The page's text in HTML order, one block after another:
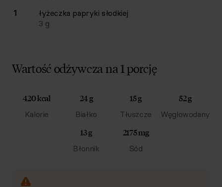
1
łyżeczka papryki słodkiej
3 g
Wartość odżywcza na 1 porcję
420 kcal
Kalorie
24 g
Białko
15 g
Tłuszcze
52 g
Węglowodany
13 g
Błonnik
2175 mg
Sód